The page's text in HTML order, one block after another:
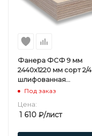
Фанера ФСФ 9 мм
2440х1220 мм сорт 2/4
шлифованная
березовая
Под заказ
Цена:
1 610 ₽/лист